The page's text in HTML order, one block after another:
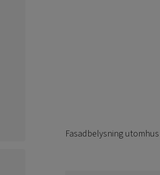
Fasadbelysning